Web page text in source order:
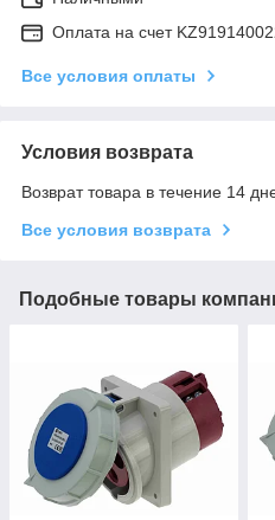
Оплата на счет
Все условия оплаты
Условия возврата
Возврат товара в течение 14
Все условия возврата
Подобные товары